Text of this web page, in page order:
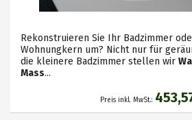
Rekonstruieren Sie Ihr Badzimmer
Wohnungkern um? Nicht nur für
die kleinere Badzimmer stellen wir
Mass...
Preis inkl. MwSt.: